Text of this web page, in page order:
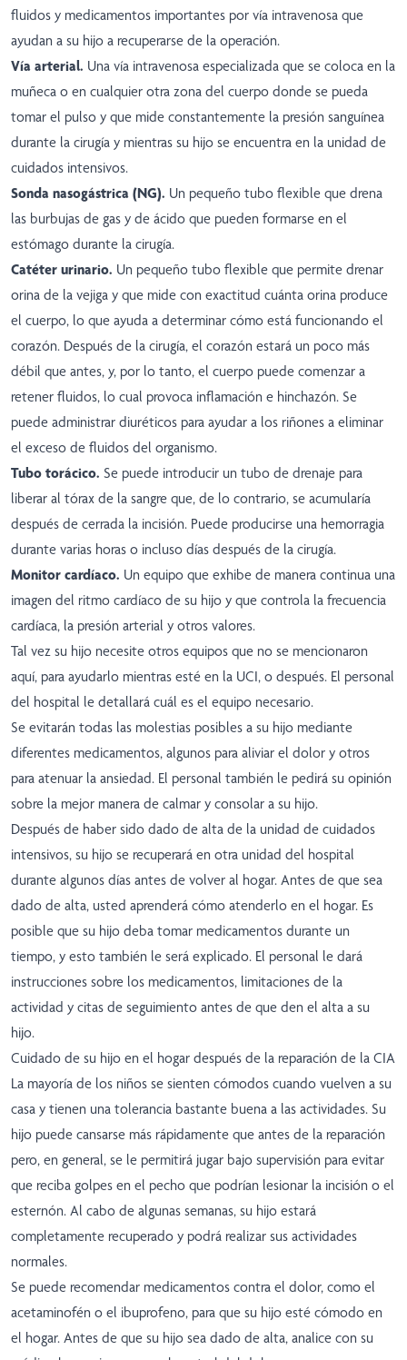
fluidos y medicamentos importantes por vía intravenosa que
ayudan a su hijo a recuperarse de la operación.
Vía arterial. Una vía intravenosa especializada que se coloca en la
muñeca o en cualquier otra zona del cuerpo donde se pueda
tomar el pulso y que mide constantemente la presión sanguínea
durante la cirugía y mientras su hijo se encuentra en la unidad de
cuidados intensivos.
Sonda nasogástrica (NG). Un pequeño tubo flexible que drena
las burbujas de gas y de ácido que pueden formarse en el
estómago durante la cirugía.
Catéter urinario. Un pequeño tubo flexible que permite drenar
orina de la vejiga y que mide con exactitud cuánta orina produce
el cuerpo, lo que ayuda a determinar cómo está funcionando el
corazón. Después de la cirugía, el corazón estará un poco más
débil que antes, y, por lo tanto, el cuerpo puede comenzar a
retener fluidos, lo cual provoca inflamación e hinchazón. Se
puede administrar diuréticos para ayudar a los riñones a eliminar
el exceso de fluidos del organismo.
Tubo torácico. Se puede introducir un tubo de drenaje para
liberar al tórax de la sangre que, de lo contrario, se acumularía
después de cerrada la incisión. Puede producirse una hemorragia
durante varias horas o incluso días después de la cirugía.
Monitor cardíaco. Un equipo que exhibe de manera continua una
imagen del ritmo cardíaco de su hijo y que controla la frecuencia
cardíaca, la presión arterial y otros valores.
Tal vez su hijo necesite otros equipos que no se mencionaron
aquí, para ayudarlo mientras esté en la UCI, o después. El personal
del hospital le detallará cuál es el equipo necesario.
Se evitarán todas las molestias posibles a su hijo mediante
diferentes medicamentos, algunos para aliviar el dolor y otros
para atenuar la ansiedad. El personal también le pedirá su opinión
sobre la mejor manera de calmar y consolar a su hijo.
Después de haber sido dado de alta de la unidad de cuidados
intensivos, su hijo se recuperará en otra unidad del hospital
durante algunos días antes de volver al hogar. Antes de que sea
dado de alta, usted aprenderá cómo atenderlo en el hogar. Es
posible que su hijo deba tomar medicamentos durante un
tiempo, y esto también le será explicado. El personal le dará
instrucciones sobre los medicamentos, limitaciones de la
actividad y citas de seguimiento antes de que den el alta a su
hijo.
Cuidado de su hijo en el hogar después de la reparación de la CIA
La mayoría de los niños se sienten cómodos cuando vuelven a su
casa y tienen una tolerancia bastante buena a las actividades. Su
hijo puede cansarse más rápidamente que antes de la reparación
pero, en general, se le permitirá jugar bajo supervisión para evitar
que reciba golpes en el pecho que podrían lesionar la incisión o el
esternón. Al cabo de algunas semanas, su hijo estará
completamente recuperado y podrá realizar sus actividades
normales.
Se puede recomendar medicamentos contra el dolor, como el
acetaminofén o el ibuprofeno, para que su hijo esté cómodo en
el hogar. Antes de que su hijo sea dado de alta, analice con su